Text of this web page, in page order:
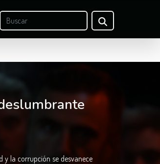
la corrupción se desvanece